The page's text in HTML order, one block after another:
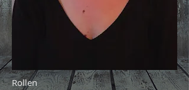
Rollen